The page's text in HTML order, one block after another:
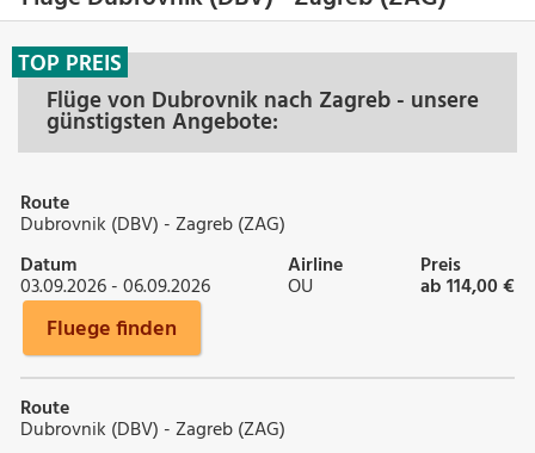
Flüge von Dubrovnik nach Zagreb - unsere
günstigsten Angebote:
TOP PREIS
Route
Dubrovnik (DBV) - Zagreb (ZAG)
Datum
03.09.2026 - 06.09.2026
Airline
OU
Preis
ab 114,00 €
Fluege finden
Route
Dubrovnik (DBV) - Zagreb (ZAG)